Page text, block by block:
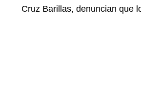
Cruz Barillas, denuncian que